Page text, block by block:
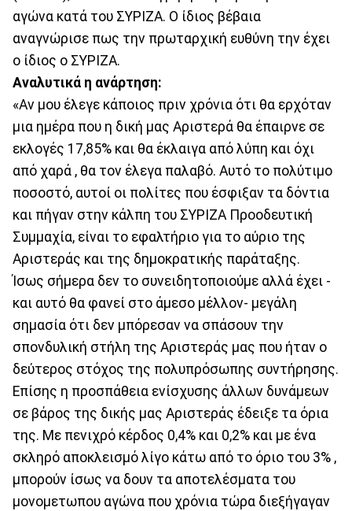
αγώνα κατά του ΣΥΡΙΖΑ. Ο ίδιος βέβαια
αναγνώρισε πως την πρωταρχική ευθύνη την έχει
ο ίδιος ο ΣΥΡΙΖΑ.
Αναλυτικά η ανάρτηση:
«Αν μου έλεγε κάποιος πριν χρόνια ότι θα ερχόταν
μια ημέρα που η δική μας Αριστερά θα έπαιρνε σε
εκλογές 17,85% και θα έκλαιγα από λύπη και όχι
από χαρά , θα τον έλεγα παλαβό. Αυτό το πολύτιμο
ποσοστό, αυτοί οι πολίτες που έσφιξαν τα δόντια
και πήγαν στην κάλπη του ΣΥΡΙΖΑ Προοδευτική
Συμμαχία, είναι το εφαλτήριο για το αύριο της
Αριστεράς και της δημοκρατικής παράταξης.
Ίσως σήμερα δεν το συνειδητοποιούμε αλλά έχει -
και αυτό θα φανεί στο άμεσο μέλλον- μεγάλη
σημασία ότι δεν μπόρεσαν να σπάσουν την
σπονδυλική στήλη της Αριστεράς μας που ήταν ο
δεύτερος στόχος της πολυπρόσωπης συντήρησης.
Επίσης η προσπάθεια ενίσχυσης άλλων δυνάμεων
σε βάρος της δικής μας Αριστεράς έδειξε τα όρια
της. Με πενιχρό κέρδος 0,4% και 0,2% και με ένα
σκληρό αποκλεισμό λίγο κάτω από το όριο του 3% ,
μπορούν ίσως να δουν τα αποτελέσματα του
μονομετωπου αγώνα που χρόνια τώρα διεξήγαγαν